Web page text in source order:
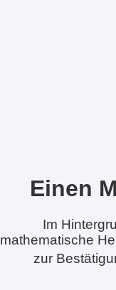
Einen
Im
mathematische
zur